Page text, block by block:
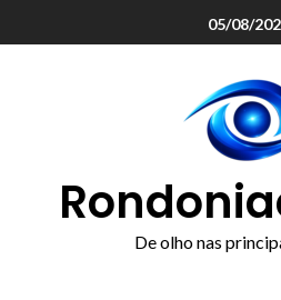
05/08/
De olho nas